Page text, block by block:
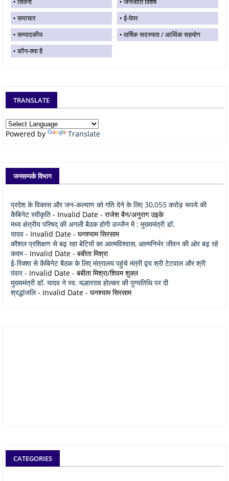
समाचार
ई-पेपर
सम्पादकीय
वार्षिक सदस्यता / आर्थिक सहयोग
कौन-क्या है
TRANSLATE
Powered by Translate
जनसम्पर्क विभाग
प्रदेश के विकास और जन-कल्याण को गति देने के लिए 30,055 करोड़ रूपये की
कैबिनेट स्वीकृति - Invalid Date - राजेश बैन/अनुराग उइके
मध्य क्षेत्रीय परिषद् की अगली बैठक होगी उज्जैन में : मुख्यमंत्री डॉ.
यादव - Invalid Date - घनश्याम सिरसाम
कौशल प्रशिक्षण से बढ़ रहा बेटियों का आत्मविश्वास, आत्मनिर्भर जीवन की ओर बढ़ रहे
कदम- Invalid Date - बबीता मिश्रा
ई-रिक्शा से कैबिनेट बैठक के लिए मंत्रालय पहुंचे मंत्री द्वय श्री टेटवाल और श्री
पंवार- Invalid Date - बबीता मिश्रा/शिवम शुक्ल
मुख्यमंत्री डॉ. यादव ने स्व. मल्हारराव होल्कर की पुण्यतिथि पर दी
श्रद्धांजलि- Invalid Date - घनश्याम सिरसाम
CATEGORIES